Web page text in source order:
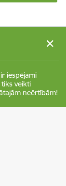
iespējami
veikti
neērtībām!